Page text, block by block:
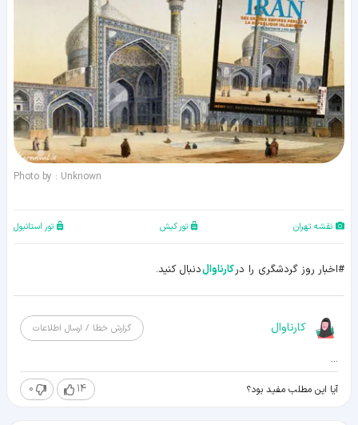
Photo by : Unknown
نقشه تهران تور کیش تور استانبول
#اخبار روز گردشگری را درکارناوالدنبال کنید.
کارناوال گزارش خطا / ارسال اطلاعات
...
آیا این مطلب مفید بود؟ 14
0